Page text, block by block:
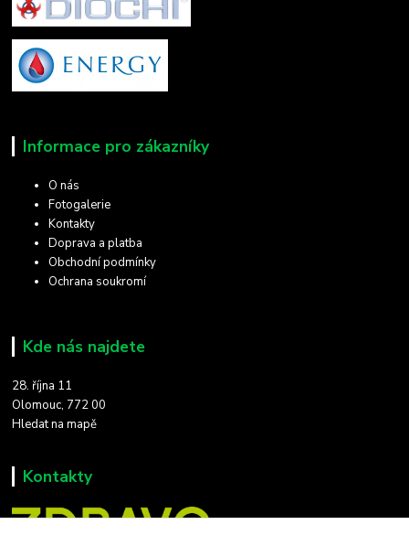
Informace pro zákazníky
O nás
Fotogalerie
Kontakty
Doprava a platba
Obchodní podmínky
Ochrana soukromí
Kde nás najdete
28. října 11
Olomouc, 772 00
Hledat na mapě
Kontakty